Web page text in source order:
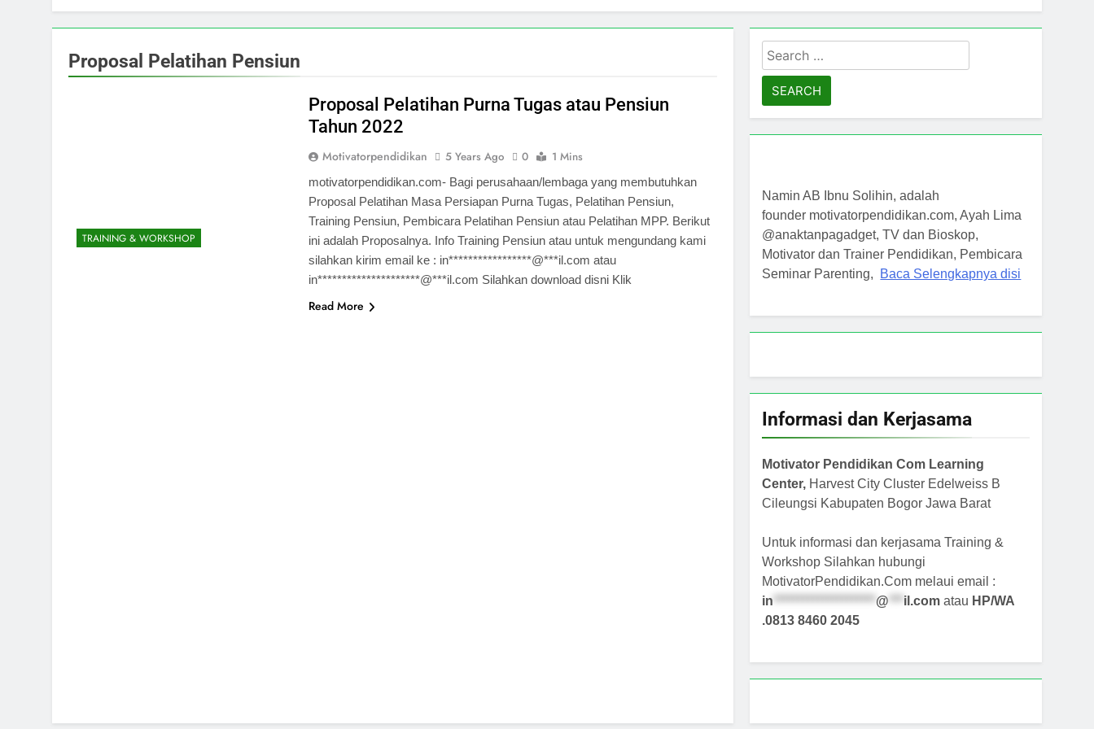
Proposal Pelatihan Pensiun
TRAINING & WORKSHOP
Proposal Pelatihan Purna Tugas atau Pensiun
Tahun 2022
Motivatorpendidikan 5 Years Ago 0 1 Mins
motivatorpendidikan.com- Bagi perusahaan/lembaga yang membutuhkan
Proposal Pelatihan Masa Persiapan Purna Tugas, Pelatihan Pensiun,
Training Pensiun, Pembicara Pelatihan Pensiun atau Pelatihan MPP. Berikut
ini adalah Proposalnya. Info Training Pensiun atau untuk mengundang kami
silahkan kirim email ke : in*****************@***il.com atau
in*********************@***il.com Silahkan download disni Klik
Read More
Search
for:
Namin AB Ibnu Solihin, adalah
founder motivatorpendidikan.com, Ayah Lima
@anaktanpagadget, TV dan Bioskop,
Motivator dan Trainer Pendidikan, Pembicara
Seminar Parenting, Baca Selengkapnya disi
Informasi dan Kerjasama
Motivator Pendidikan Com Learning
Center, Harvest City Cluster Edelweiss B
Cileungsi Kabupaten Bogor Jawa Barat
Untuk informasi dan kerjasama Training &
Workshop Silahkan hubungi
MotivatorPendidikan.Com melaui email :
in ********************* @ *** il.com atau HP/WA
.0813 8460 2045